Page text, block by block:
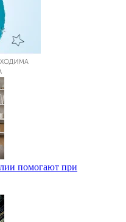
помогают при